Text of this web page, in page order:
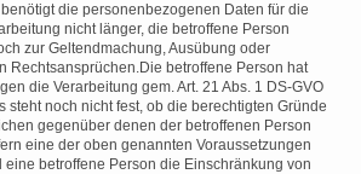
die personenbezogenen Daten für die
nicht länger, die betroffene Person
zur Geltendmachung, Ausübung oder
Rechtsansprüchen.Die betroffene Person hat
die Verarbeitung gem. Art. 21 Abs. 1 DS-GVO
steht noch nicht fest, ob die berechtigten Gründe
gegenüber denen der betroffenen Person
eine der oben genannten Voraussetzungen
eine betroffene Person die Einschränkung von